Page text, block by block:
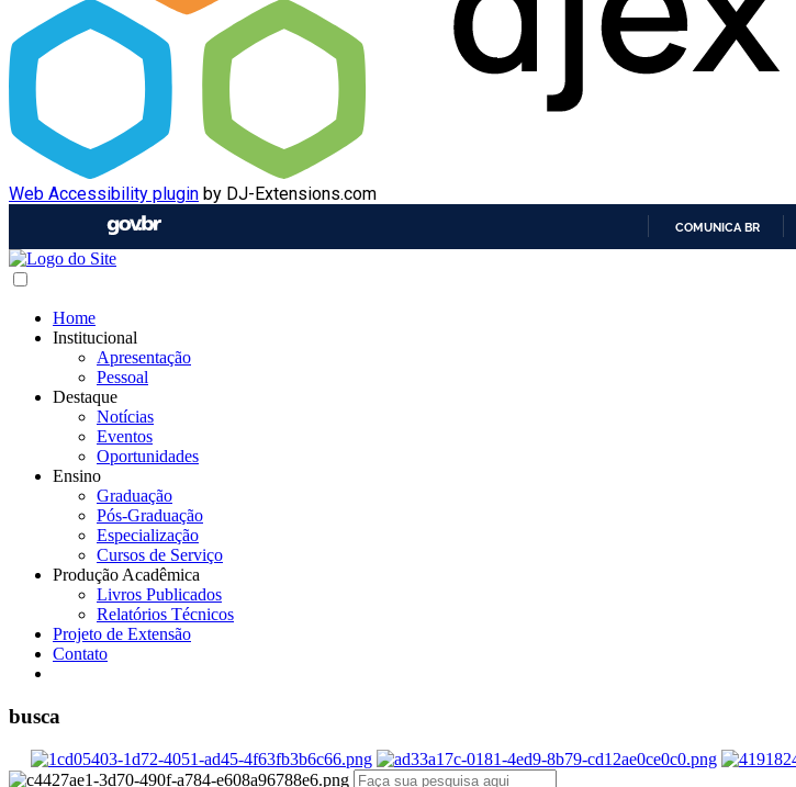
Web Accessibility plugin by DJ-Extensions.com
COMUNICA BR
Home
Institucional
Apresentação
Pessoal
Destaque
Notícias
Eventos
Oportunidades
Ensino
Graduação
Pós-Graduação
Especialização
Cursos de Serviço
Produção Acadêmica
Livros Publicados
Relatórios Técnicos
Projeto de Extensão
Contato
busca